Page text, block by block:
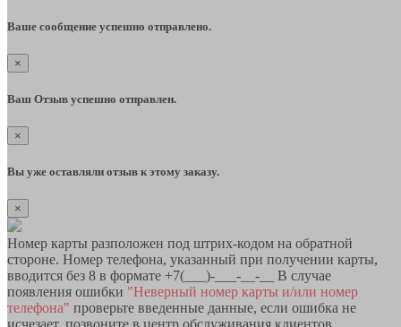
Ваше сообщение успешно отправлено.
×
Ваш Отзыв успешно отправлен.
×
Вы уже оставляли отзыв к этому заказу.
×
Номер карты разположен под штрих-кодом на обратной
стороне. Номер телефона, указанный при получении карты,
вводится без 8 в формате +7(___)-___-__-__ В случае
появления ошибки "Неверный номер карты и/или номер
телефона" проверьте введенные данные, если ошибка не